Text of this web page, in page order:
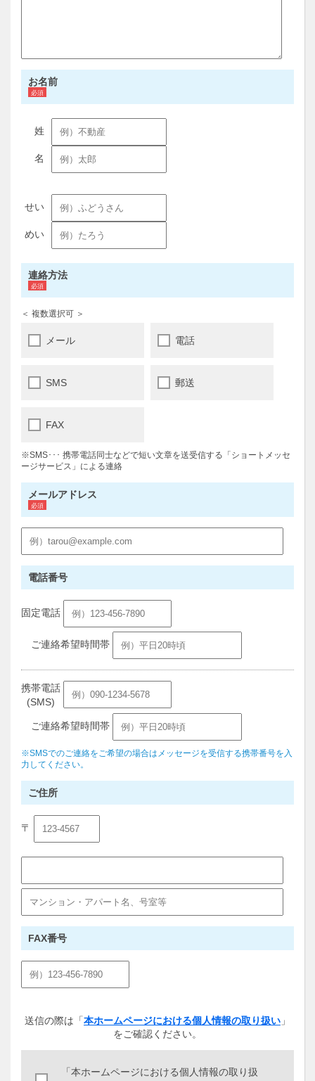
お名前
連絡方法
＜ 複数選択可 ＞
メール 電話
SMS 郵送
FAX
※SMS･･･ 携帯電話同士などで短い文章を送受信する「ショートメッセ
ージサービス」による連絡
メールアドレス
電話番号
固定電話
ご連絡希望時間帯
携帯電話
(SMS)
ご連絡希望時間帯
※SMSでのご連絡をご希望の場合はメッセージを受信する携帯番号を入
力してください。
ご住所
〒
FAX番号
送信の際は「 本ホームページにおける個人情報の取り扱い 」
をご確認ください。
「本ホームページにおける個人情報の取り扱